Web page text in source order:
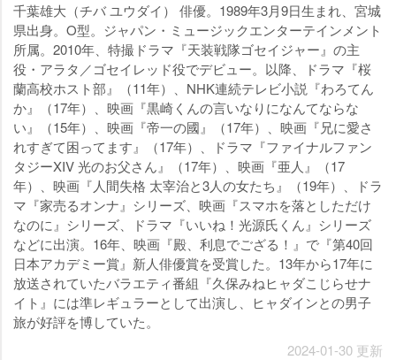
千葉雄大（チバ ユウダイ） 俳優。1989年3月9日生まれ、宮城
県出身。O型。ジャパン・ミュージックエンターテインメント
所属。2010年、特撮ドラマ『天装戦隊ゴセイジャー』の主
役・アラタ／ゴセイレッド役でデビュー。以降、ドラマ『桜
蘭高校ホスト部』（11年）、NHK連続テレビ小説『わろてん
か』（17年）、映画『黒崎くんの言いなりになんてならな
い』（15年）、映画『帝一の國』（17年）、映画『兄に愛さ
れすぎて困ってます』（17年）、ドラマ『ファイナルファン
タジーXIV 光のお父さん』（17年）、映画『亜人』（17
年）、映画『人間失格 太宰治と3人の女たち』（19年）、ドラ
マ『家売るオンナ』シリーズ、映画『スマホを落としただけ
なのに』シリーズ、ドラマ『いいね！光源氏くん』シリーズ
などに出演。16年、映画『殿、利息でござる！』で『第40回
日本アカデミー賞』新人俳優賞を受賞した。13年から17年に
放送されていたバラエティ番組『久保みねヒャダこじらせナ
イト』には準レギュラーとして出演し、ヒャダインとの男子
旅が好評を博していた。
2024-01-30 更新